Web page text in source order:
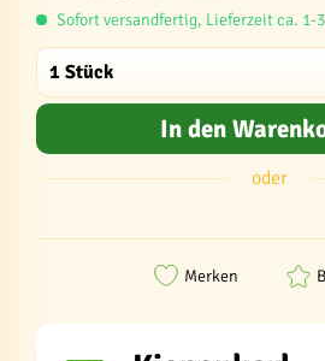
Sofort versandfertig, Lieferzeit ca. 1-
In den
oder
Merken